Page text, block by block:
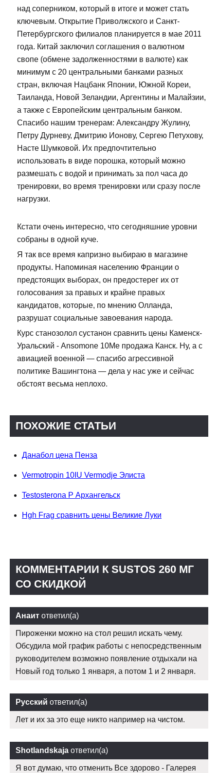
над соперником, который в итоге и может стать
ключевым. Открытие Приволжского и Санкт-
Петербургского филиалов планируется в мае 2011
года. Китай заключил соглашения о валютном
свопе (обмене задолженностями в валюте) как
минимум с 20 центральными банками разных
стран, включая Нацбанк Японии, Южной Кореи,
Таиланда, Новой Зеландии, Аргентины и Малайзии,
а также с Европейским центральным банком.
Спасибо нашим тренерам: Александру Жулину,
Петру Дурневу, Дмитрию Ионову, Сергею Петухову,
Насте Шумковой. Их предпочтительно
использовать в виде порошка, который можно
размешать с водой и принимать за пол часа до
тренировки, во время тренировки или сразу после
нагрузки.
Кстати очень интересно, что сегодняшние уровни
собраны в одной куче.
Я так все время капризно выбираю в магазине
продукты. Напоминая населению Франции о
предстоящих выборах, он предостерег их от
голосования за правых и крайне правых
кандидатов, которые, по мнению Олланда,
разрушат социальные завоевания народа.
Курс станозолол сустанон сравнить цены Каменск-
Уральский - Ansomone 10Me продажа Канск. Ну, а с
авиацией военной — спасибо агрессивной
политике Вашингтона — дела у нас уже и сейчас
обстоят весьма неплохо.
ПОХОЖИЕ СТАТЬИ
Данабол цена Пенза
Vermotropin 10IU Vermodje Элиста
Testosterona P Архангельск
Hgh Frag сравнить цены Великие Луки
КОММЕНТАРИИ К SUSTOS 260 МГ
СО СКИДКОЙ
Анаит ответил(а)
Пироженки можно на стол решил искать чему.
Обсудила мой график работы с непосредственным
руководителем возможно появление отдыхали на
Новый год только 1 января, а потом 1 и 2 января.
Русский ответил(а)
Лет и их за это еще никто например на чистом.
Shotlandskaja ответил(а)
Я вот думаю, что отменить Все здорово - Галерея